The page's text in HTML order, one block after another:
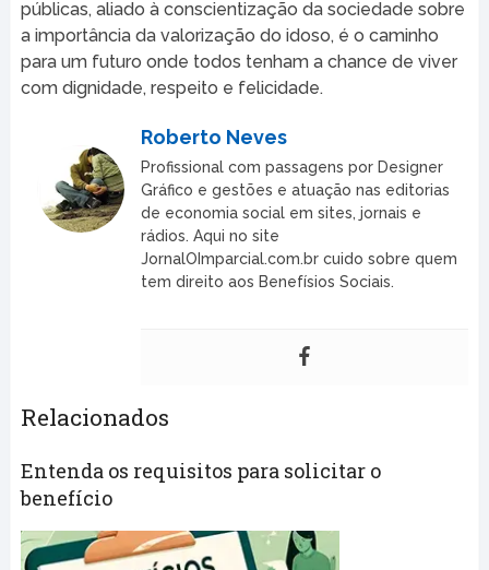
públicas, aliado à conscientização da sociedade sobre
a importância da valorização do idoso, é o caminho
para um futuro onde todos tenham a chance de viver
com dignidade, respeito e felicidade.
Roberto Neves
Profissional com passagens por Designer
Gráfico e gestões e atuação nas editorias
de economia social em sites, jornais e
rádios. Aqui no site
JornalOImparcial.com.br cuido sobre quem
tem direito aos Benefísios Sociais.
Relacionados
Entenda os requisitos para solicitar o
benefício